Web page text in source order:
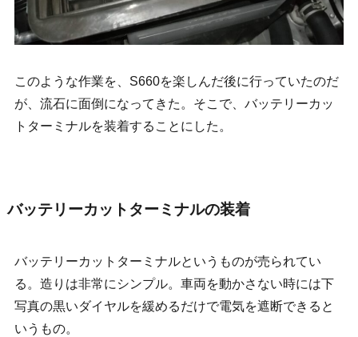
このような作業を、S660を楽しんだ後に行っていたのだ
が、流石に面倒になってきた。そこで、バッテリーカッ
トターミナルを装着することにした。
バッテリーカットターミナルの装着
バッテリーカットターミナルというものが売られてい
る。造りは非常にシンプル。車両を動かさない時には下
写真の黒いダイヤルを緩めるだけで電気を遮断できると
いうもの。